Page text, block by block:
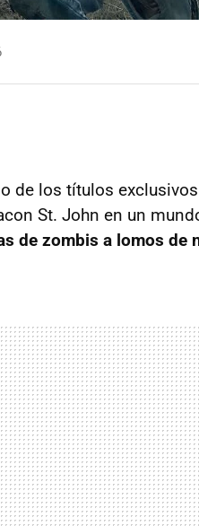
de los títulos
St. John en un
de zombis a lomos de